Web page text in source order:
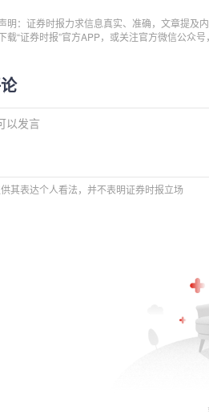
明：证券时报力求信息真实、准确，文章提及
载“证券时报”官方APP，或关注官方微信公众
以发言
其表达个人看法，并不表明证券时报立场